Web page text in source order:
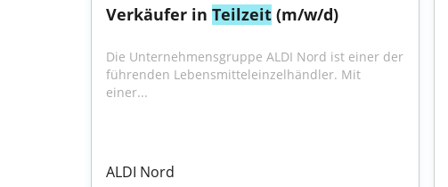
Verkäufer in Teilzeit (m/w/d)
Die Unternehmensgruppe ALDI Nord ist einer der
führenden Lebensmitteleinzelhändler. Mit
einer...
ALDI Nord